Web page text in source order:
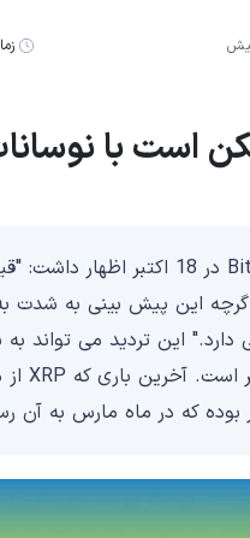
این پیش بینی به شدت به